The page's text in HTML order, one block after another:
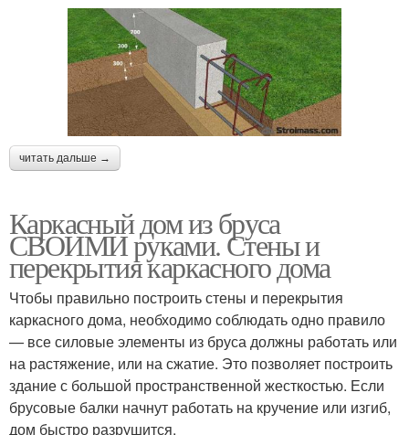
читать дальше →
Каркасный дом из бруса
СВОИМИ руками. Стены и
перекрытия каркасного дома
Чтобы правильно построить стены и перекрытия
каркасного дома, необходимо соблюдать одно правило
— все силовые элементы из бруса должны работать или
на растяжение, или на сжатие. Это позволяет построить
здание с большой пространственной жесткостью. Если
брусовые балки начнут работать на кручение или изгиб,
дом быстро разрушится.